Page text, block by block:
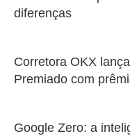
diferenças
Corretora OKX
Premiado com
Google Zero: a